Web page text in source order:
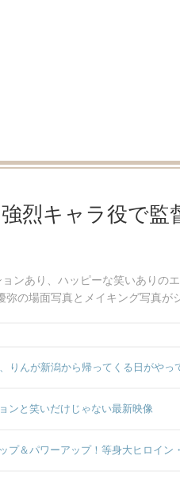
烈キャラ役で監
ンあり、ハッピーな笑いありの
の場面写真とメイキング写真が
りんが新潟から帰ってくる日がや
ンと笑いだけじゃない最新映像
プ＆パワーアップ！等身大ヒロイン